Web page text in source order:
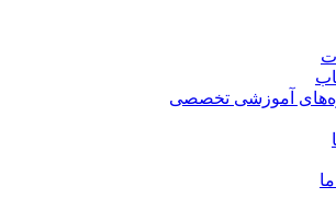
آموزشی تخصصی